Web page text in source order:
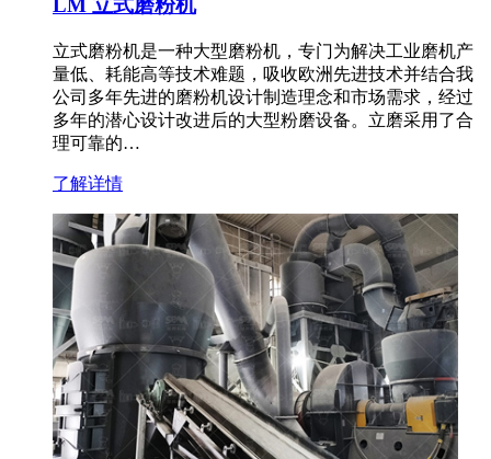
LM 立式磨粉机
立式磨粉机是一种大型磨粉机，专门为解决工业磨机产
量低、耗能高等技术难题，吸收欧洲先进技术并结合我
公司多年先进的磨粉机设计制造理念和市场需求，经过
多年的潜心设计改进后的大型粉磨设备。立磨采用了合
理可靠的…
了解详情